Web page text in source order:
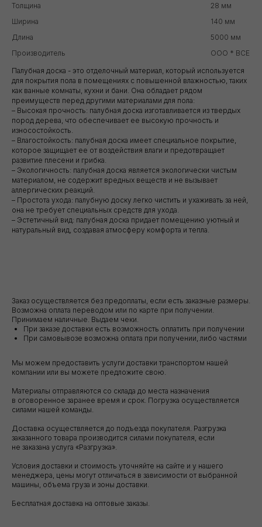
Толщина
28 мм
Ширина
140 мм
Длина
5000 мм
Производитель
ООО * ВСЕ
Палубная доска - это отделочный материал, который используется
для покрытия пола в помещениях с повышенной влажностью, таких
как ванные комнаты, кухни и бани. Она обладает рядом
преимуществ перед другими материалами для пола:
– Высокая прочность: палубная доска изготавливается из твердых
пород дерева, что обеспечивает ее высокую прочность и
износостойкость.
– Влагостойкость: палубная доска имеет специальное покрытие,
которое защищает ее от воздействия влаги и предотвращает
развитие плесени и грибка.
– Экологичность: палубная доска является экологически чистым
материалом, не содержит вредных веществ и не вызывает
аллергических реакций.
– Простота ухода: палубную доску легко чистить и ухаживать за ней,
она не требует специальных средств для ухода.
– Эстетичный вид: палубная доска придает помещению уютный и
натуральный вид, создавая атмосферу комфорта и тепла.
Заказ осуществляется без предоплаты, если есть заказные размеры.
Возможна оплата переводом или по карте при получении.
Принимаем наличные. Выдаем чеки.
При заказе доставки есть возможность оплатить при получении
При самовывозе возможна оплата при получении, либо частями
Мы можем предоставить услуги доставки транспортом нашей
компании или вы можете предложите свою.
Материалы отправляются со склада до места назначения
в оговоренное заранее время и срок. Погрузка осуществляется
силами нашей команды.
Доставка осуществляется до подъезда покупателя. Разгрузка
заказанного товара производится силами покупателя, если
не заказана услуга «Разгрузка».
Условия доставки и стоимость уточняйте на сайте и у нашего
менеджера, цены могут отличаться в зависимости от выбранной
машины, объема груза и зоны доставки.
Бесплатная доставка на оптовые заказы.
Либо вы можете заполнить форму для
Нажимая кнопку, вы соглашаетесь с Политикой обработки
персональных данных
+7
ПОЛУЧИТЬ КОНСУЛЬТАЦИЮ
Уточните вопросы у нашего
vse.pilomaterialy@mail.ru
Это может пригодиться
УСЛУГИ